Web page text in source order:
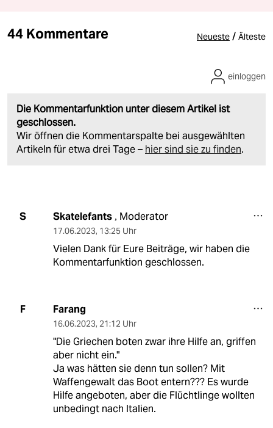
44 Kommentare Neueste / Älteste
Die Kommentarfunktion unter diesem Artikel ist
geschlossen.
Wir öffnen die Kommentarspalte bei ausgewählten
Artikeln für etwa drei Tage – hier sind sie zu finden.
einloggen
S Skatelefants, Moderator
17.06.2023, 13:25 Uhr
Vielen Dank für Eure Beiträge, wir haben die
Kommentarfunktion geschlossen.
F Farang
16.06.2023, 21:12 Uhr
"Die Griechen boten zwar ihre Hilfe an, griffen
aber nicht ein."
Ja was hätten sie denn tun sollen? Mit
Waffengewalt das Boot entern??? Es wurde
Hilfe angeboten, aber die Flüchtlinge wollten
unbedingt nach Italien.